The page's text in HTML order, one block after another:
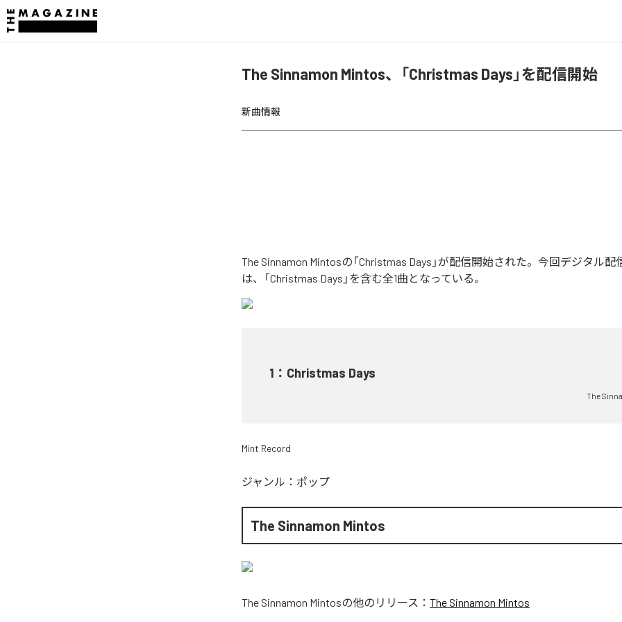
The Sinnamon Mintos、「Christmas Days」を配信開始
新曲情報
The Sinnamon Mintosの「Christmas Days」が配信開始された。今回デジタル
は、「Christmas Days」を含む全1曲となっている。
1 ： Christmas Days
The
Mint Record
ジャンル： ポップ
The Sinnamon Mintos
The Sinnamon Mintosの他のリリース： The Sinnamon Mintos